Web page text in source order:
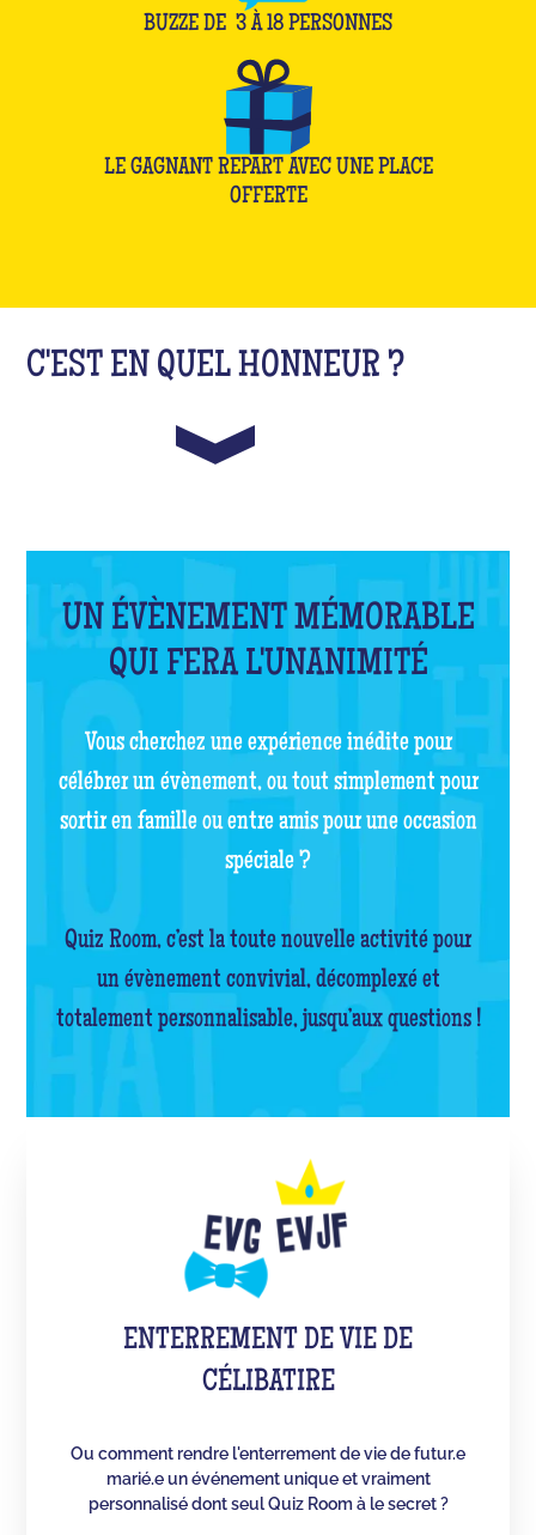
BUZZE DE 3 À 18 PERSONNES
LE GAGNANT REPART AVEC UNE PLACE
OFFERTE
C'EST EN QUEL HONNEUR ?
UN ÉVÈNEMENT MÉMORABLE
QUI FERA L'UNANIMITÉ
Vous cherchez une expérience inédite pour
célébrer un évènement, ou tout simplement pour
sortir en famille ou entre amis pour une occasion
spéciale ?
Quiz Room, c’est la toute nouvelle activité pour
un évènement convivial, décomplexé et
totalement personnalisable, jusqu’aux questions !
ENTERREMENT DE VIE DE
CÉLIBATIRE
Ou comment rendre l'enterrement de vie de futur.e
marié.e un événement unique et vraiment
personnalisé dont seul Quiz Room à le secret ?